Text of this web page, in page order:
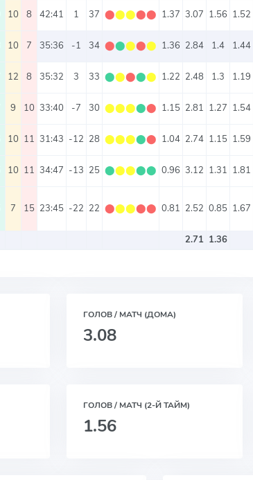
10 8 42:41 1 37 ⬤⬤⬤⬤⬤ 1.37 3.07 1.56 1.52
10 7 35:36 -1 34 ⬤⬤⬤⬤⬤ 1.36 2.84 1.4 1.44
12 8 35:32 3 33 ⬤⬤⬤⬤⬤ 1.22 2.48 1.3 1.19
9 10 33:40 -7 30 ⬤⬤⬤⬤⬤ 1.15 2.81 1.27 1.54
10 11 31:43 -12 28 ⬤⬤⬤⬤⬤ 1.04 2.74 1.15 1.59
10 11 34:47 -13 25 ⬤⬤⬤⬤⬤ 0.96 3.12 1.31 1.81
7 15 23:45 -22 22 ⬤⬤⬤⬤⬤ 0.81 2.52 0.85 1.67
2.71 1.36
ГОЛОВ / МАТЧ (ДОМА)
3.08
ГОЛОВ / МАТЧ (2-Й ТАЙМ)
1.56